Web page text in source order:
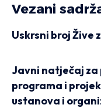
Vezani
Uskrsni broj Žive
Javni natječaj za
programa i
ustanova i